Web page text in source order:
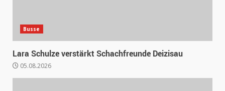
Busse
Lara Schulze verstärkt Schachfreunde Deizisau
05.08.2026